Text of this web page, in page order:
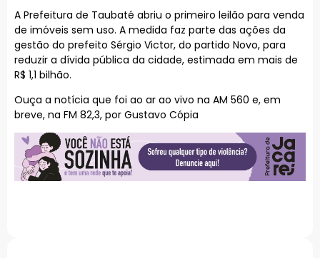
A Prefeitura de Taubaté abriu o primeiro leilão para venda
de imóveis sem uso. A medida faz parte das ações da
gestão do prefeito Sérgio Victor, do partido Novo, para
reduzir a dívida pública da cidade, estimada em mais de
R$ 1,1 bilhão.
Ouça a notícia que foi ao ar ao vivo na AM 560 e, em
breve, na FM 82,3, por Gustavo Cópia